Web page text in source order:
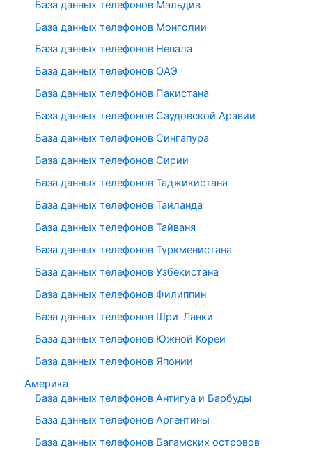
База данных телефонов Мальдив
База данных телефонов Монголии
База данных телефонов Непала
База данных телефонов ОАЭ
База данных телефонов Пакистана
База данных телефонов Саудовской Аравии
База данных телефонов Сингапура
База данных телефонов Сирии
База данных телефонов Таджикистана
База данных телефонов Таиланда
База данных телефонов Тайваня
База данных телефонов Туркменистана
База данных телефонов Узбекистана
База данных телефонов Филиппин
База данных телефонов Шри-Ланки
База данных телефонов Южной Кореи
База данных телефонов Японии
Америка
База данных телефонов Антигуа и Барбуды
База данных телефонов Аргентины
База данных телефонов Багамских островов